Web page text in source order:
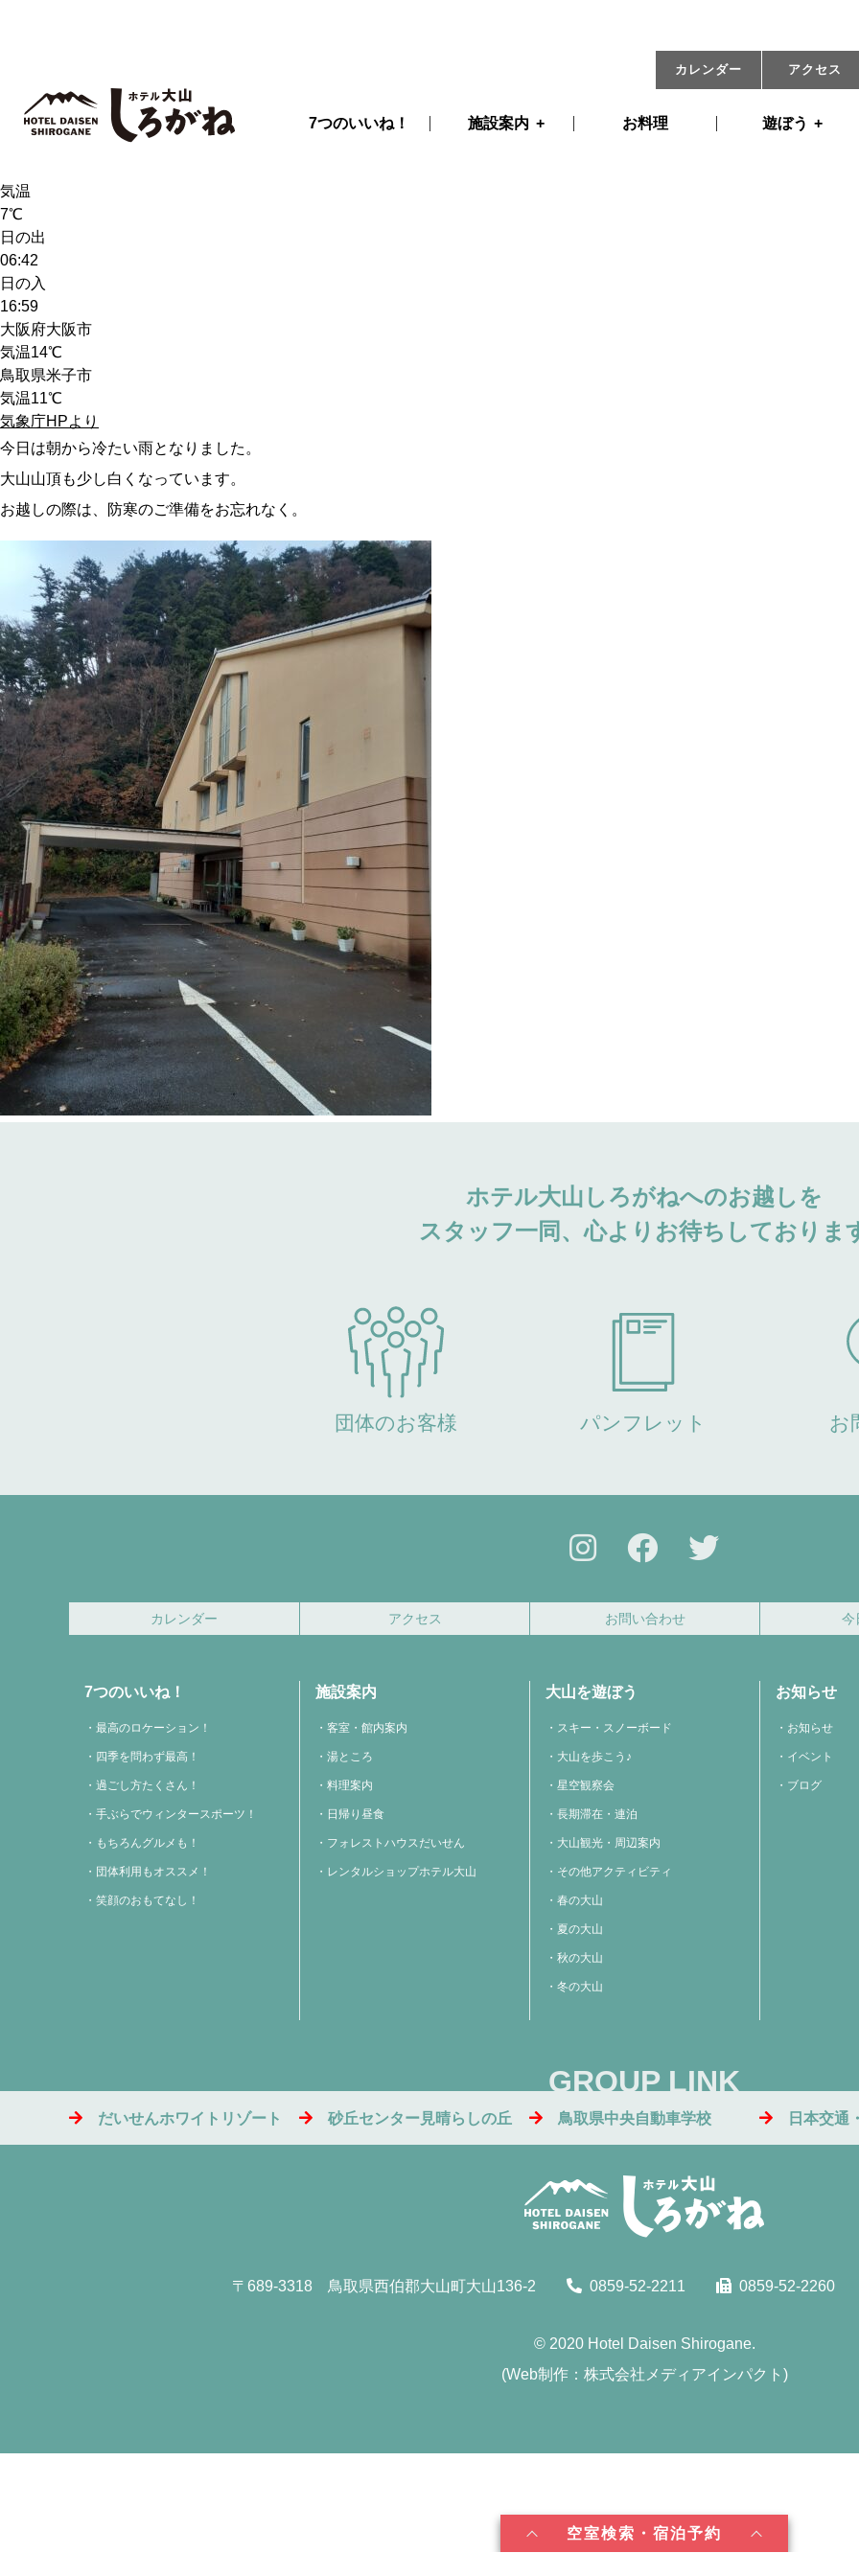
カレンダー アクセス
7つのいいね！ 施設案内 お料理 遊ぼう
11月16日(水) 09:00
気温
7℃
日の出
06:42
日の入
16:59
大阪府大阪市
気温14℃
鳥取県米子市
気温11℃
気象庁HPより
今日は朝から冷たい雨となりました。
大山山頂も少し白くなっています。
お越しの際は、防寒のご準備をお忘れなく。
ホテル大山しろがねへのお越しを
スタッフ一同、心よりお待ちしておりま
団体のお客様 パンフレット お
空室検索・宿泊予約
カレンダー アクセス お問い合わせ 今
7つのいいね！
最高のロケーション！
四季を問わず最高！
過ごし方たくさん！
手ぶらでウィンタースポーツ！
もちろんグルメも！
団体利用もオススメ！
笑顔のおもてなし！
施設案内
客室・館内案内
湯ところ
料理案内
日帰り昼食
フォレストハウスだいせん
レンタルショップホテル大山
大山を遊ぼう
スキー・スノーボード
大山を歩こう♪
星空観察会
長期滞在・連泊
大山観光・周辺案内
その他アクティビティ
春の大山
夏の大山
秋の大山
冬の大山
お知らせ
お知らせ
イベント
ブログ
GROUP LINK
だいせんホワイトリゾート 砂丘センター見晴らしの丘 鳥取県中央自動車学校 日本交通
〒689-3318 鳥取県西伯郡大山町大山136-2 0859-52-2211 0859-52-2260
© 2020 Hotel Daisen Shirogane.
(Web制作：株式会社メディアインパクト )